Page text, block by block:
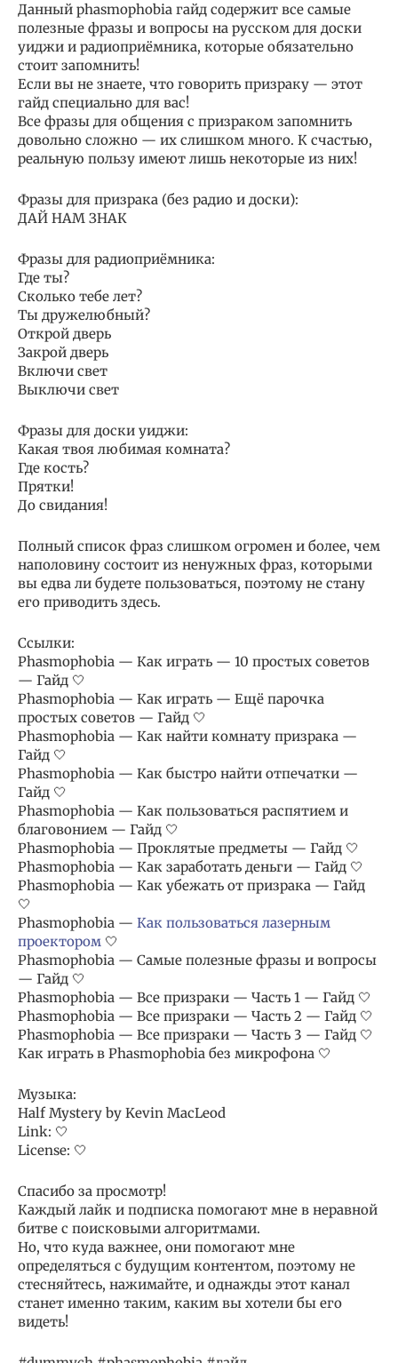
Данный phasmophobia гайд содержит все самые
полезные фразы и вопросы на русском для доски
уиджи и радиоприёмника, которые обязательно
стоит запомнить!
Если вы не знаете, что говорить призраку — этот
гайд специально для вас!
Все фразы для общения с призраком запомнить
довольно сложно — их слишком много. К счастью,
реальную пользу имеют лишь некоторые из них!
Фразы для призрака (без радио и доски):
ДАЙ НАМ ЗНАК
Фразы для радиоприёмника:
Где ты?
Сколько тебе лет?
Ты дружелюбный?
Открой дверь
Закрой дверь
Включи свет
Выключи свет
Фразы для доски уиджи:
Какая твоя любимая комната?
Где кость?
Прятки!
До свидания!
Полный список фраз слишком огромен и более, чем
наполовину состоит из ненужных фраз, которыми
вы едва ли будете пользоваться, поэтому не стану
его приводить здесь.
Ссылки:
Phasmophobia — Как играть — 10 простых советов
— Гайд 🤍
Phasmophobia — Как играть — Ещё парочка
простых советов — Гайд 🤍
Phasmophobia — Как найти комнату призрака —
Гайд 🤍
Phasmophobia — Как быстро найти отпечатки —
Гайд 🤍
Phasmophobia — Как пользоваться распятием и
благовонием — Гайд 🤍
Phasmophobia — Проклятые предметы — Гайд 🤍
Phasmophobia — Как заработать деньги — Гайд 🤍
Phasmophobia — Как убежать от призрака — Гайд
🤍
Phasmophobia — Как пользоваться лазерным
проектором 🤍
Phasmophobia — Самые полезные фразы и вопросы
— Гайд 🤍
Phasmophobia — Все призраки — Часть 1 — Гайд 🤍
Phasmophobia — Все призраки — Часть 2 — Гайд 🤍
Phasmophobia — Все призраки — Часть 3 — Гайд 🤍
Как играть в Phasmophobia без микрофона 🤍
Музыка:
Half Mystery by Kevin MacLeod
Link: 🤍
License: 🤍
Спасибо за просмотр!
Каждый лайк и подписка помогают мне в неравной
битве с поисковыми алгоритмами.
Но, что куда важнее, они помогают мне
определяться с будущим контентом, поэтому не
стесняйтесь, нажимайте, и однажды этот канал
станет именно таким, каким вы хотели бы его
видеть!